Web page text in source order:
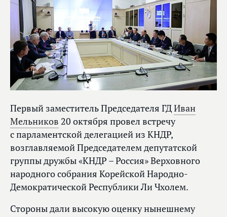
Первый заместитель Председателя ГДИван
Мельников 20 октября провел встречу
с парламентской делегацией из КНДР,
возглавляемой Председателем депутатской
группы дружбы «КНДР – Россия» Верховного
народного собрания Корейской Народно-
Демократической Республики Ли Чхолем.
Стороны дали высокую оценку нынешнему